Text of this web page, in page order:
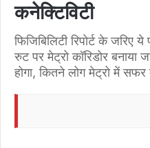
कनेक्टिविटी
फिजिबिलिटी रिपोर्ट के जरिए
रुट पर मेट्रो कॉरिडोर बनाया
होगा, कितने लोग मेट्रो में